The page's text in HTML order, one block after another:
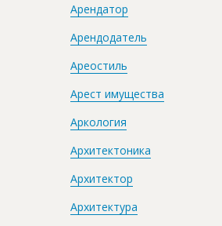
Арендатор
Арендодатель
Ареостиль
Арест имущества
Аркология
Архитектоника
Архитектор
Архитектура